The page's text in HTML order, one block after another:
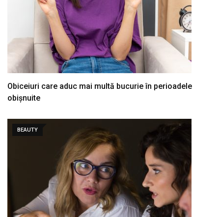
Obiceiuri care aduc mai multă bucurie în perioadele
obișnuite
BEAUTY